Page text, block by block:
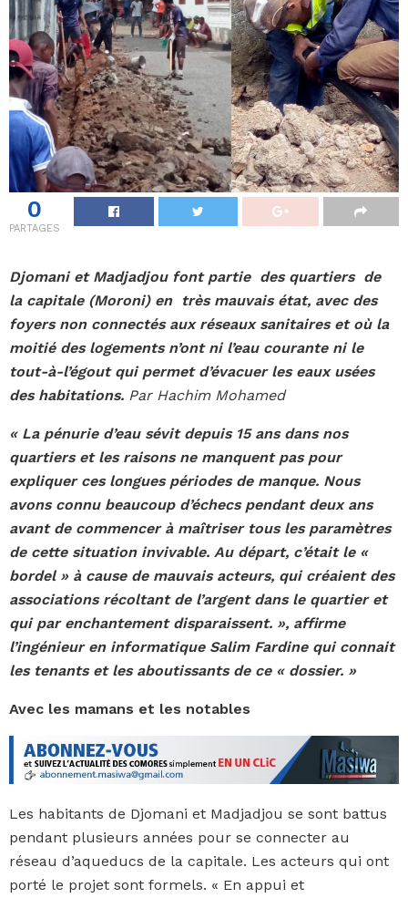
0
PARTAGES
Djomani et Madjadjou font partie des quartiers de
la capitale (Moroni) en très mauvais état, avec des
foyers non connectés aux réseaux sanitaires et où la
moitié des logements n’ont ni l’eau courante ni le
tout-à-l’égout qui permet d’évacuer les eaux usées
des habitations. Par Hachim Mohamed
« La pénurie d’eau sévit depuis 15 ans dans nos
quartiers et les raisons ne manquent pas pour
expliquer ces longues périodes de manque. Nous
avons connu beaucoup d’échecs pendant deux ans
avant de commencer à maîtriser tous les paramètres
de cette situation invivable. Au départ, c’était le «
bordel » à cause de mauvais acteurs, qui créaient des
associations récoltant de l’argent dans le quartier et
qui par enchantement disparaissent. », affirme
l’ingénieur en informatique Salim Fardine qui connait
les tenants et les aboutissants de ce « dossier. »
Avec les mamans et les notables
Les habitants de Djomani et Madjadjou se sont battus
pendant plusieurs années pour se connecter au
réseau d’aqueducs de la capitale. Les acteurs qui ont
porté le projet sont formels. « En appui et